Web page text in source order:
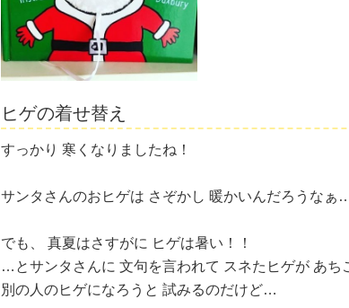
ヒゲの着せ替え
すっかり 寒くなりましたね！
サンタさんのおヒゲは さぞかし 暖かいんだろうなぁ
でも、 真夏はさすがに ヒゲは暑い！！
…とサンタさんに 文句を言われて スネたヒゲが あち
別の人のヒゲになろうと 試みるのだけど…